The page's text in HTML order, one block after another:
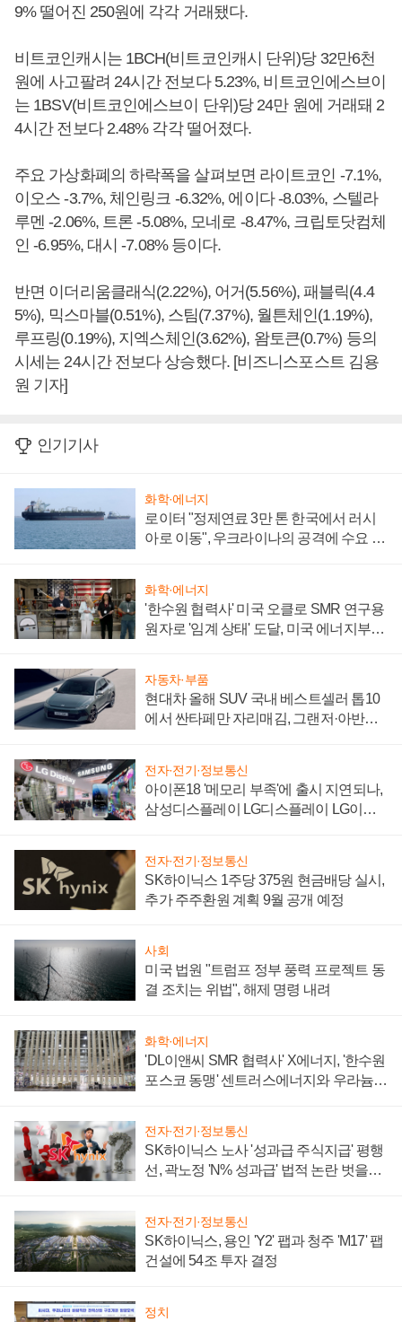
9% 떨어진 250원에 각각 거래됐다.
비트코인캐시는 1BCH(비트코인캐시 단위)당 32만6천
원에 사고팔려 24시간 전보다 5.23%, 비트코인에스브이
는 1BSV(비트코인에스브이 단위)당 24만 원에 거래돼 2
4시간 전보다 2.48% 각각 떨어졌다.
주요 가상화폐의 하락폭을 살펴보면 라이트코인 -7.1%,
이오스 -3.7%, 체인링크 -6.32%, 에이다 -8.03%, 스텔라
루멘 -2.06%, 트론 -5.08%, 모네로 -8.47%, 크립토닷컴체
인 -6.95%, 대시 -7.08% 등이다.
반면 이더리움클래식(2.22%), 어거(5.56%), 패블릭(4.4
5%), 믹스마블(0.51%), 스팀(7.37%), 월튼체인(1.19%),
루프링(0.19%), 지엑스체인(3.62%), 왐토큰(0.7%) 등의
시세는 24시간 전보다 상승했다. [비즈니스포스트 김용
원 기자]
인기기사
화학·에너지
로이터 "정제연료 3만 톤 한국에서 러시
아로 이동", 우크라이나의 공격에 수요 늘
화학·에너지
'한수원 협력사' 미국 오클로 SMR 연구용
원자로 '임계 상태' 도달, 미국 에너지부
자동차·부품
현대차 올해 SUV 국내 베스트셀러 톱10
에서 싼타페만 자리매김, 그랜저·아반떼
전자·전기·정보통신
아이폰18 '메모리 부족'에 출시 지연되나,
삼성디스플레이 LG디스플레이 LG이노
전자·전기·정보통신
SK하이닉스 1주당 375원 현금배당 실시,
추가 주주환원 계획 9월 공개 예정
사회
미국 법원 "트럼프 정부 풍력 프로젝트 동
결 조치는 위법", 해제 명령 내려
화학·에너지
'DL이앤씨 SMR 협력사' X에너지, '한수원
포스코 동맹' 센트러스에너지와 우라늄
전자·전기·정보통신
SK하이닉스 노사 '성과급 주식지급' 평행
선, 곽노정 'N% 성과급' 법적 논란 벗을지
전자·전기·정보통신
SK하이닉스, 용인 'Y2' 팹과 청주 'M17' 팹
건설에 54조 투자 결정
정치